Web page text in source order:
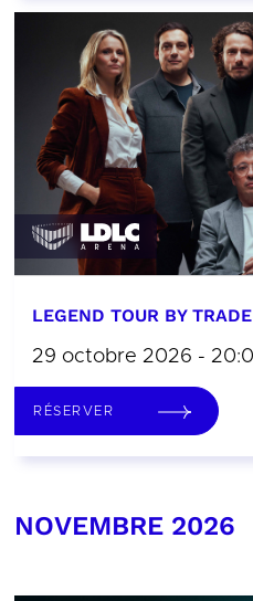
LEGEND TOUR BY
29 octobre 2026 -
RÉSERVER
NOVEMBRE 2026